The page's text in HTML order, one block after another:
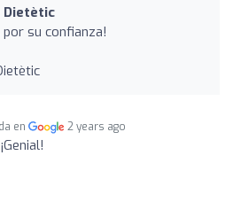
Dietètic
su confianza!
en 2 years ago
¡Genial!